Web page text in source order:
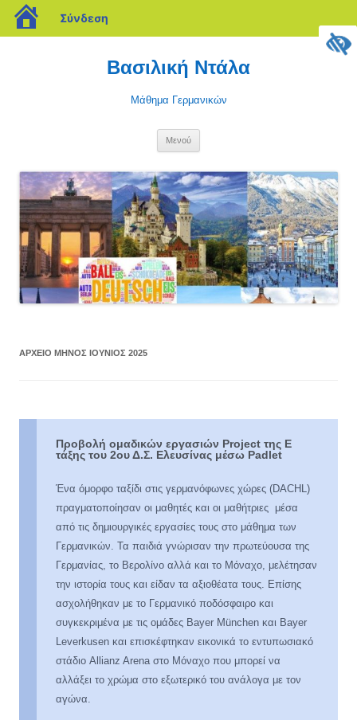
blogs.sch.gr
Σύνδεση
Βασιλική Ντάλα
Μάθημα Γερμανικών
Μενού
ΑΡΧΕΊΟ ΜΗΝΌΣ ΙΟΎΝΙΟΣ 2025
Προβολή ομαδικών εργασιών Project της Ε
τάξης του 2ου Δ.Σ. Ελευσίνας μέσω Padlet
Ένα όμορφο ταξίδι στις γερμανόφωνες χώρες (DACHL)
πραγματοποίησαν οι μαθητές και οι μαθήτριες μέσα
από τις δημιουργικές εργασίες τους στο μάθημα των
Γερμανικών. Τα παιδιά γνώρισαν την πρωτεύουσα της
Γερμανίας, το Βερολίνο αλλά και το Μόναχο, μελέτησαν
την ιστορία τους και είδαν τα αξιοθέατα τους. Επίσης
ασχολήθηκαν με το Γερμανικό ποδόσφαιρο και
συγκεκριμένα με τις ομάδες Bayer München και Bayer
Leverkusen και επισκέφτηκαν εικονικά το εντυπωσιακό
στάδιο Allianz Arena στο Μόναχο που μπορεί να
αλλάξει το χρώμα στο εξωτερικό του ανάλογα με τον
αγώνα.